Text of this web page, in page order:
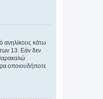
ανηλίκους κάτω
13. Εάν δεν
οποιουδήποτε